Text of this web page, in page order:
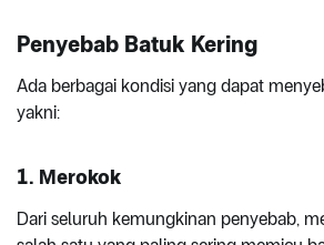
Penyebab Batuk Kering
Ada berbagai kondisi yang dapat
yakni:
1. Merokok
Dari seluruh kemungkinan penyebab,